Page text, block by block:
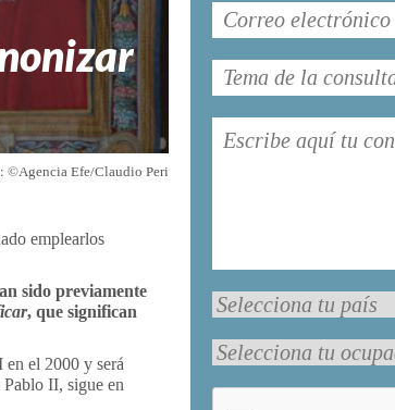
©Agencia Efe/Claudio Peri
emplearlos
sido previamente
, que significan
el 2000 y será
II, sigue en